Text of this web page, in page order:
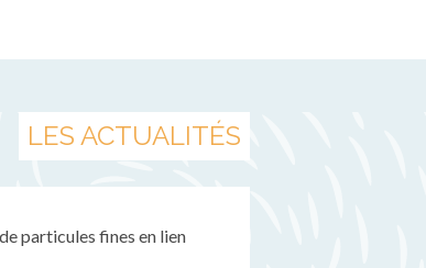
LES ACTUALITÉS
particules fines en lien